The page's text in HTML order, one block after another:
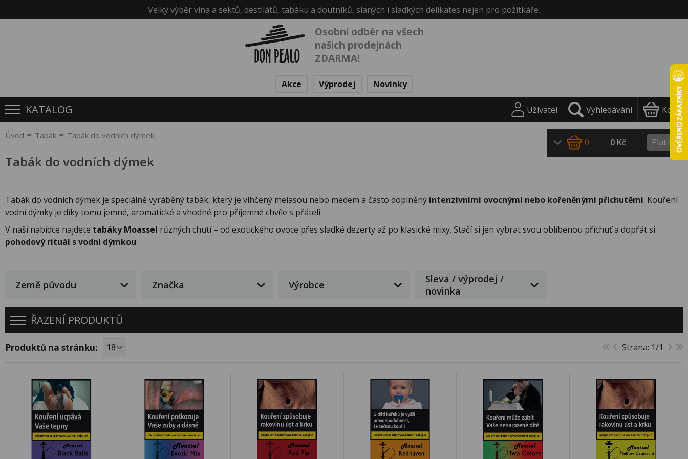
Velký výběr vína a sektů, destilátů, tabáku a doutníků, slaných i sladkých delikates nejen pro požitkáře.
Osobní odběr na všech
našich prodejnách
ZDARMA!
Akce Výprodej Novinky
KATALOG Uživatel Vyhledávání Košík
Úvod Tabák Tabák do vodních dýmek
Tabák do vodních dýmek
Tabák do vodních dýmek je speciálně vyráběný tabák, který je vlhčený melasou nebo medem a často doplněný intenzivními ovocnými nebo kořeněnými příchutěmi. Kouření
vodní dýmky je díky tomu jemné, aromatické a vhodné pro příjemné chvíle s přáteli.
V naší nabídce najdete tabáky Moassel různých chutí – od exotického ovoce přes sladké dezerty až po klasické mixy. Stačí si jen vybrat svou oblíbenou příchuť a dopřát si
pohodový rituál s vodní dýmkou.
Země původu Značka Výrobce
Sleva / výprodej /
novinka
ŘAZENÍ PRODUKTŮ
Produktů na stránku: Strana: 1/1
0 0 Kč Platit